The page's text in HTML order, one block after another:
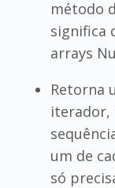
método
significa
arrays
Retorna
iterador,
um de
só